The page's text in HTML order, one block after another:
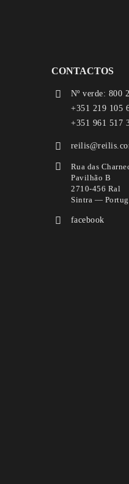
CONTACTOS
Nº verde: 800
+351 219 105
+351 961 517
Rua das
Pavilhão B
2710-456 Ral
Sintra —
facebook